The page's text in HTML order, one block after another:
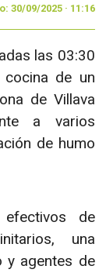
30/09/2025 · 11:16
las 03:30
cocina de un
de Villava
a varios
de humo
de
una
y agentes de